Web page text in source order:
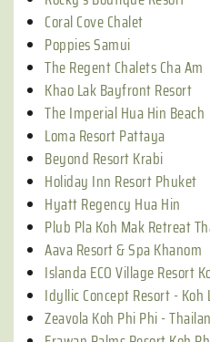
Coral Cove Chalet
Poppies Samui
The Regent Chalets Cha Am
Khao Lak Bayfront Resort
The Imperial Hua Hin Beach
Loma Resort Pattaya
Beyond Resort Krabi
Holiday Inn Resort Phuket
Hyatt Regency Hua Hin
Plub Pla Koh Mak Retreat
Aava Resort & Spa Khanom
Islanda ECO Village Resort
Idyllic Concept Resort - Koh
Zeavola Koh Phi Phi -